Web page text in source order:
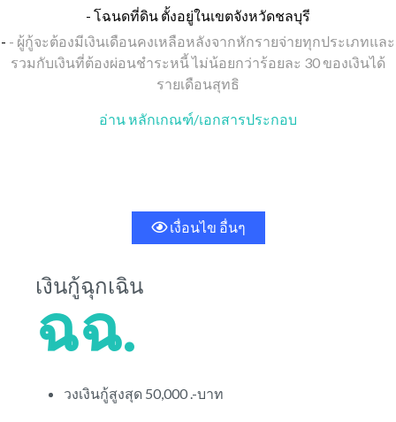
- โฉนดที่ดิน ตั้งอยู่ในเขตจังหวัดชลบุรี
- - ผู้กู้จะต้องมีเงินเดือนคงเหลือหลังจากหักรายจ่ายทุกประเภทและ
รวมกับเงินที่ต้องผ่อนชำระหนี้ ไม่น้อยกว่าร้อยละ 30 ของเงินได้
รายเดือนสุทธิ
อ่าน หลักเกณฑ์/เอกสารประกอบ
เงื่อนไข อื่นๆ
เงินกู้ฉุกเฉิน
ฉฉ.
วงเงินกู้สูงสุด 50,000 .-บาท